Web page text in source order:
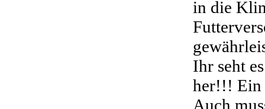
in die
Ihr seht
her!!! Ein
Auch